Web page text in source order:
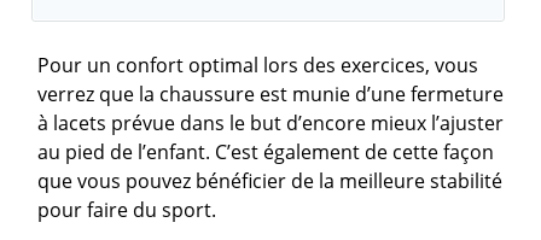
Pour un confort optimal lors des exercices, vous
verrez que la chaussure est munie d’une fermeture
à lacets prévue dans le but d’encore mieux l’ajuster
au pied de l’enfant. C’est également de cette façon
que vous pouvez bénéficier de la meilleure stabilité
pour faire du sport.